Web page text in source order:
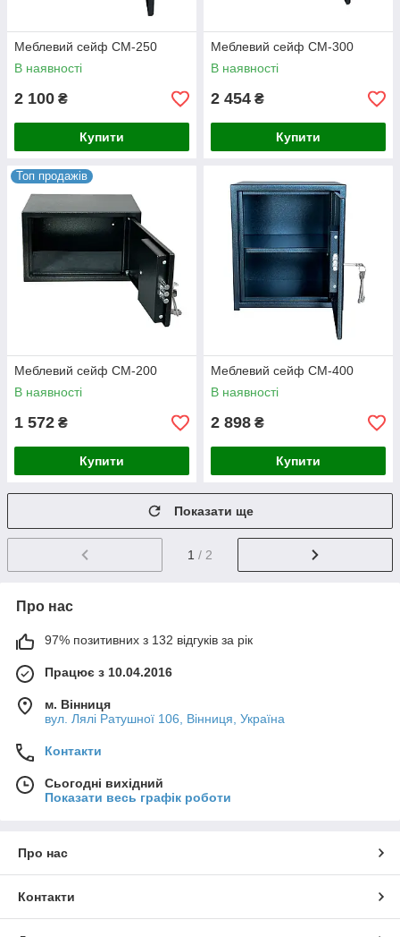
Меблевий сейф СМ-250
В наявності
2 100 ₴
Купити
Меблевий сейф СМ-300
В наявності
2 454 ₴
Купити
Топ продажів
Меблевий сейф СМ-200
В наявності
1 572 ₴
Купити
Меблевий сейф СМ-400
В наявності
2 898 ₴
Купити
Показати ще
1 / 2
Про нас
97% позитивних з 132 відгуків за рік
Працює з 10.04.2016
м. Вінниця
вул. Лялі Ратушної 106, Вінниця, Україна
Контакти
Сьогодні вихідний
Показати весь графік роботи
Про нас
Контакти